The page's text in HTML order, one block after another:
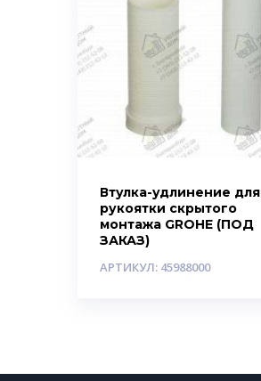
Втулка-удлинение для
рукоятки скрытого
монтажа GROHE (ПОД
ЗАКАЗ)
АРТИКУЛ: 45988000